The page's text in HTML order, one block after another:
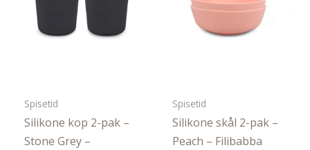
Spisetid
Silikone kop 2-pak –
Stone Grey –
Spisetid
Silikone skål 2-pak –
Peach – Filibabba